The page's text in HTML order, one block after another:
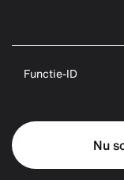
Functie-ID
Nu